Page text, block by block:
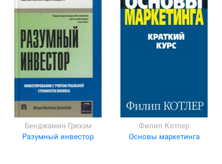
Бенджамин Грехэм
Разумный инвестор
Филип Котлер
Основы маркетинга